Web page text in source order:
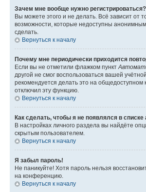
Зачем мне вообще нужно регистрироваться?
Вы можете этого и не делать. Всё зависит от
возможности, которые недоступны
сделать.
Вернуться к началу
Почему мне периодически приходится
Если вы не отметили флажком пункт
другой не смог воспользоваться вашей
рекомендуется делать это на общедоступном
отключил эту функцию.
Вернуться к началу
Как сделать, чтобы я не появлялся в
В настройках личного раздела вы найдёте
скрытым пользователем.
Вернуться к началу
Я забыл пароль!
Не паникуйте! Хотя пароль нельзя
на конференцию.
Вернуться к началу